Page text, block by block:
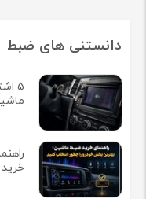
دانستنی های ضبط
5